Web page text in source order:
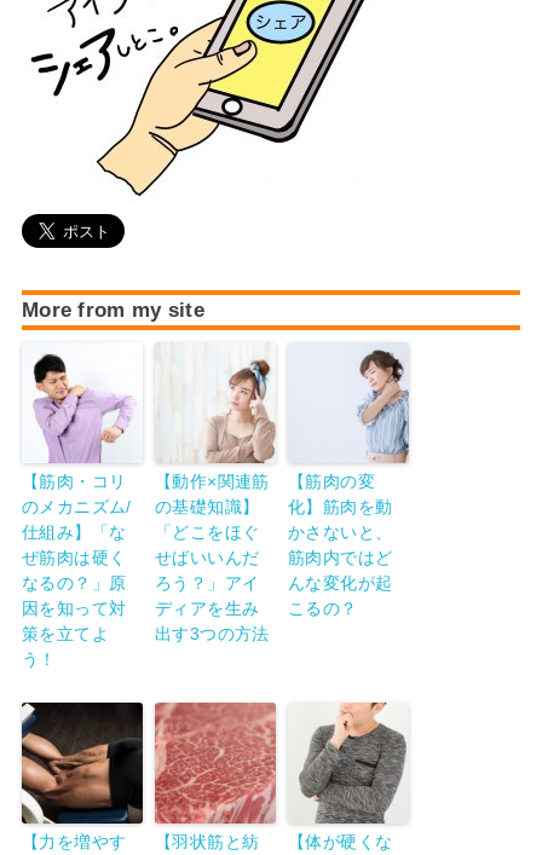
More from my site
【筋肉・コリ
のメカニズム/
仕組み】「な
ぜ筋肉は硬く
なるの？」原
因を知って対
策を立てよ
う！
【動作×関連筋
の基礎知識】
「どこをほぐ
せばいいんだ
ろう？」アイ
ディアを生み
出す3つの方法
【筋肉の変
化】筋肉を動
かさないと、
筋肉内ではど
んな変化が起
こるの？
【力を増やす
【羽状筋と紡
【体が硬くな